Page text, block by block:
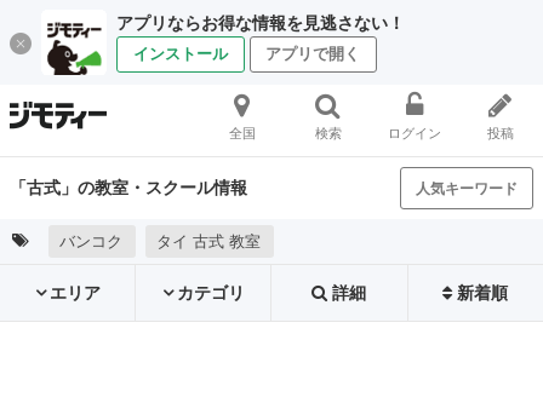
アプリならお得な情報を見逃さない！
インストール アプリで開く
全国 検索 ログイン 投稿
「古式」の教室・スクール情報 人気キーワード
バンコク タイ 古式 教室
エリア カテゴリ 詳細 新着順